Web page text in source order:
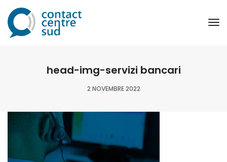
head-img-servizi bancari
2 NOVEMBRE 2022